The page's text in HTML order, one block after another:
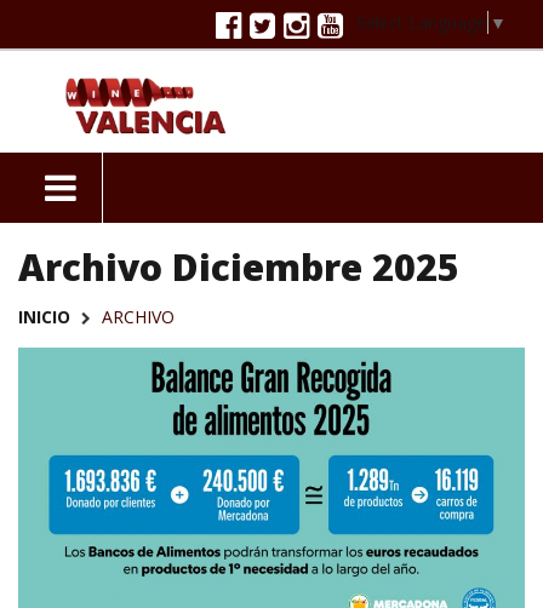
Select Language ▼
Archivo Diciembre 2025
INICIO ARCHIVO